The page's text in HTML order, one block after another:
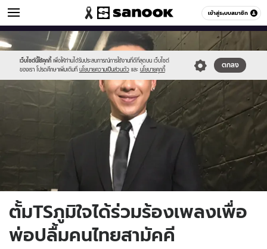
เข้าสู่ระบบสมาชิก
ข่าวบันเทิง หมวดอื่นๆ
เว็บไซต์นี้ใช้คุกกี้ เพื่อให้ท่านได้รับประสบการณ์การใช้งานที่ดีที่สุดบน เว็บไซต์
ของเรา โปรดศึกษาเพิ่มเติมที่ นโยบายความเป็นส่วนตัว และ นโยบายคุกกี้
ตกลง
Sanook
//s.isanook.com/sr/0/images/logo-
new-
sanook.png
600
60
//s.isanook.com/ns/0/ud/419/2096026/741276-
01.jpg
ตั้มTSภูมิใจได้ร่วมร้องเพลงเพื่อ
พ่อปลื้มคนไทยสามัคคี